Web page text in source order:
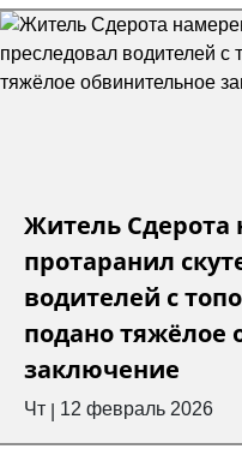
Житель Сдерота
протаранил
водителей с
подано тяжёлое
заключение
Чт 12 февраль 2026